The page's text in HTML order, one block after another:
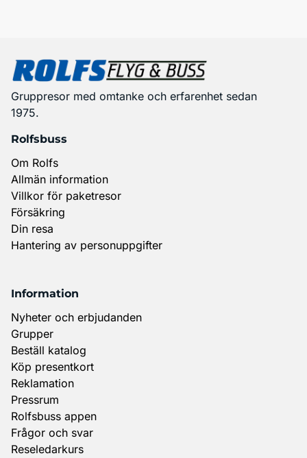
Gruppresor med omtanke och erfarenhet sedan
1975.
Rolfsbuss
Om Rolfs
Allmän information
Villkor för paketresor
Försäkring
Din resa
Hantering av personuppgifter
Information
Nyheter och erbjudanden
Grupper
Beställ katalog
Köp presentkort
Reklamation
Pressrum
Rolfsbuss appen
Frågor och svar
Reseledarkurs